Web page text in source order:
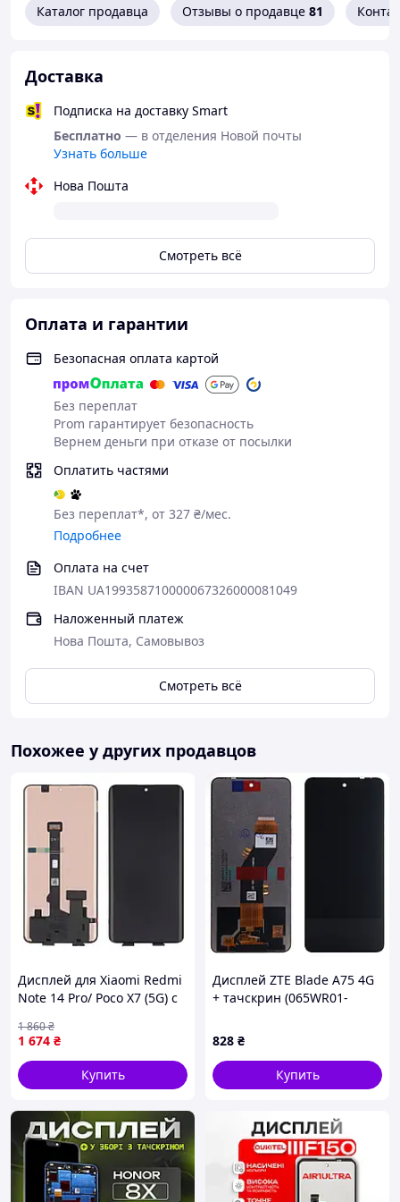
Каталог продавца Отзывы о продавце 81
Доставка
Подписка на доставку Smart
Бесплатно — в отделения Новой почты
Узнать больше
Нова Пошта
Смотреть всё
Оплата и гарантии
Безопасная оплата картой
Без переплат
Prom гарантирует безопасность
Вернем деньги при отказе от посылки
Оплатить частями
Без переплат*, от 327 ₴/мес.
Подробнее
Оплата на счет
IBAN UA199358710000067326000081049
Наложенный платеж
Нова Пошта, Самовывоз
Смотреть всё
Похожее у других продавцов
Дисплей для Xiaomi Redmi
Note 14 Pro/ Poco X7 (5G) с
1 674 ₴
1 860₴
Купить
Дисплей ZTE Blade A75 4G
+ тачскрин (065WR01-
OEM)
828 ₴
Купить